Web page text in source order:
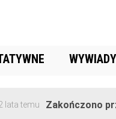
WYWIADY
Zakończono